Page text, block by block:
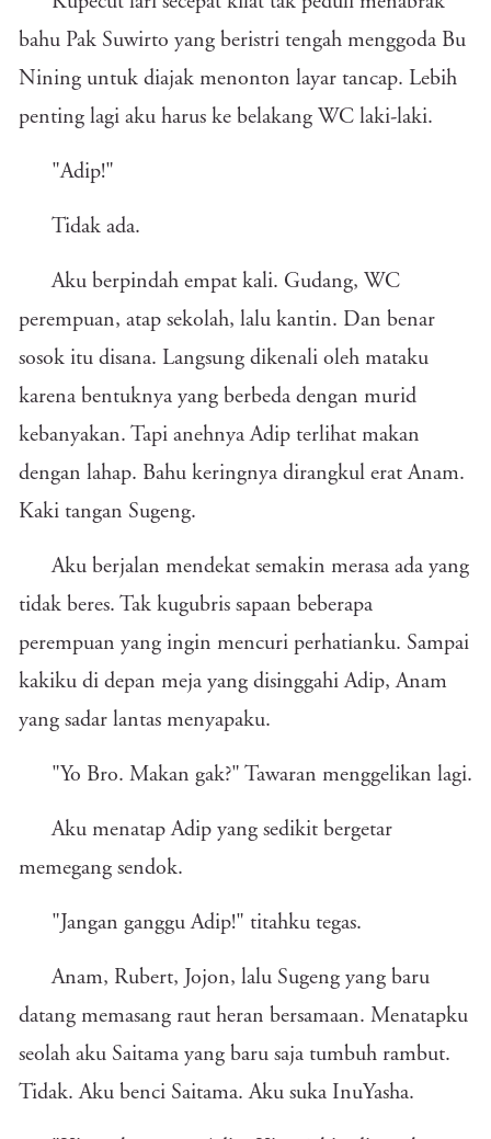
bahu Pak Suwirto yang beristri tengah menggoda Bu
Nining untuk diajak menonton layar tancap. Lebih
penting lagi aku harus ke belakang WC laki-laki.
"Adip!"
Tidak ada.
Aku berpindah empat kali. Gudang, WC
perempuan, atap sekolah, lalu kantin. Dan benar
sosok itu disana. Langsung dikenali oleh mataku
karena bentuknya yang berbeda dengan murid
kebanyakan. Tapi anehnya Adip terlihat makan
dengan lahap. Bahu keringnya dirangkul erat Anam.
Kaki tangan Sugeng.
Aku berjalan mendekat semakin merasa ada yang
tidak beres. Tak kugubris sapaan beberapa
perempuan yang ingin mencuri perhatianku. Sampai
kakiku di depan meja yang disinggahi Adip, Anam
yang sadar lantas menyapaku.
"Yo Bro. Makan gak?" Tawaran menggelikan lagi.
Aku menatap Adip yang sedikit bergetar
memegang sendok.
"Jangan ganggu Adip!" titahku tegas.
Anam, Rubert, Jojon, lalu Sugeng yang baru
datang memasang raut heran bersamaan. Menatapku
seolah aku Saitama yang baru saja tumbuh rambut.
Tidak. Aku benci Saitama. Aku suka InuYasha.